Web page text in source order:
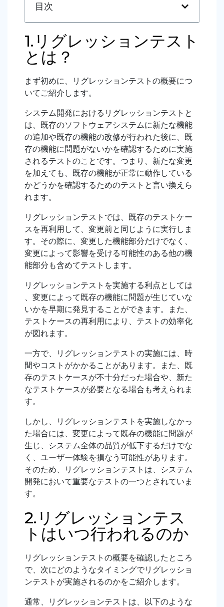
目次
1.リグレッションテスト
とは？
まず初めに、リグレッションテストの概要につ
いてご紹介します。
システム開発におけるリグレッションテストと
は、既存のソフトウェアシステムに新たな機能
の追加や既存の機能の改修が行われた後に、既
存の機能に問題がないかを確認するために実施
されるテストのことです。つまり、新たな変更
を加えても、既存の機能が正常に動作している
かどうかを確認するためのテストと言い換えら
れます。
リグレッションテストでは、既存のテストケー
スを再利用して、変更前と同じように実行しま
す。その際に、変更した機能部分だけでなく、
変更によって影響を受ける可能性のある他の機
能部分も含めてテストします。
リグレッションテストを実施する利点としては
、変更によって既存の機能に問題が生じていな
いかを早期に発見することができます。また、
テストケースの再利用により、テストの効率化
が図れます。
一方で、リグレッションテストの実施には、時
間やコストがかかることがあります。また、既
存のテストケースが不十分だった場合や、新た
なテストケースが必要となる場合も考えられま
す。
しかし、リグレッションテストを実施しなかっ
た場合には、変更によって既存の機能に問題が
生じ、システム全体の品質が低下するだけでな
く、ユーザー体験を損なう可能性があります。
そのため、リグレッションテストは、システム
開発において重要なテストの一つとされていま
す。
2.リグレッションテス
トはいつ行われるのか
リグレッションテストの概要を確認したところ
で、次にどのようなタイミングでリグレッショ
ンテストが実施されるのかをご紹介します。
通常、リグレッションテストは、以下のような